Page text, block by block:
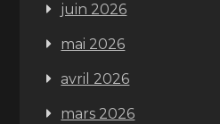
juin 2026
mai 2026
avril 2026
mars 2026